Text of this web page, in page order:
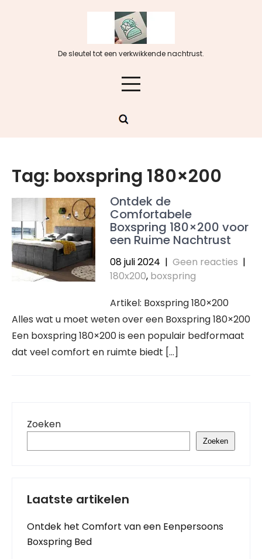
De sleutel tot een verkwikkende nachtrust.
Tag: boxspring 180×200
Ontdek de
Comfortabele
Boxspring 180×200 voor
een Ruime Nachtrust
08 juli 2024 | Geen reacties |
180x200, boxspring
Artikel: Boxspring 180×200
Alles wat u moet weten over een Boxspring 180×200
Een boxspring 180×200 is een populair bedformaat
dat veel comfort en ruimte biedt […]
Zoeken
Zoeken
Laatste artikelen
Ontdek het Comfort van een Eenpersoons
Boxspring Bed